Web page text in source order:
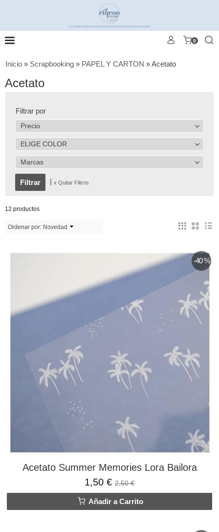
0
Inicio » Scrapbooking » PAPEL Y CARTON »Acetato
Acetato
Filtrar por
Precio
ELIGE COLOR
Marcas
x Quitar Filtros
12 productos
Ordenar por: Novedad
-40 %
Acetato Summer Memories Lora Bailora
1,50 € 2,50 €
Añadir a Carrito